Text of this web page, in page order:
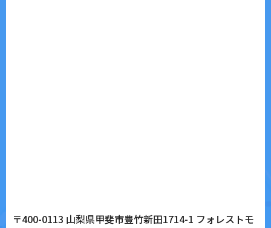
〒400-0113 山梨県甲斐市豊竹新田1714-1 フォレストモ